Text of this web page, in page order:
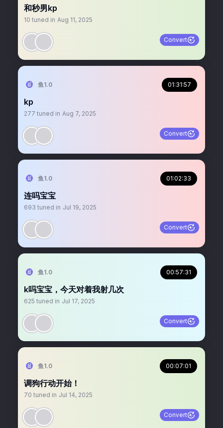
和秒男kp
10 tuned in Aug 11, 2025
Convert
鱼1.0 01:31:57
kp
277 tuned in Aug 7, 2025
Convert
鱼1.0 01:02:33
连吗宝宝
693 tuned in Jul 19, 2025
Convert
鱼1.0 00:57:31
k吗宝宝，今天对着我射几次
625 tuned in Jul 17, 2025
Convert
鱼1.0 00:07:01
调狗行动开始！
70 tuned in Jul 14, 2025
Convert